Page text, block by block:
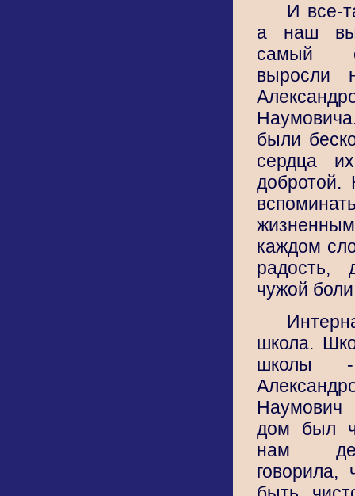
И все-
а наш
самый
выросли
были
сердца
добротой.
каждом
чужой
школа.
школы
дом был
нам